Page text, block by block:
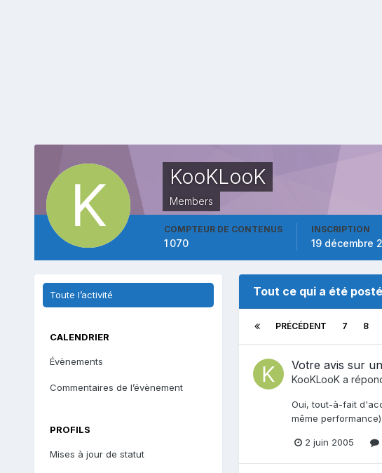
KooKLooK
Members
COMPTEUR DE CONTENUS
1 070
INSCRIPTION
19 décembre
Toute l’activité
CALENDRIER
Évènements
Commentaires de l’évènement
PROFILS
Mises à jour de statut
Tout ce qui a été
PRÉCÉDENT 7 8
Votre avis sur
KooKLooKa
Oui, tout-à-fait
même
2 juin 2005